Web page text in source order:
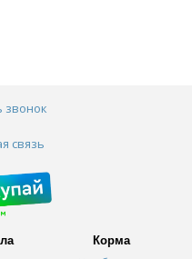
звонок
связь
Корма